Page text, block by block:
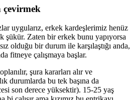
uygularız, erkek kardeşlerimiz henüz
şükür. Zaten bir erkek bunu yapıyorsa
olduğu bir durum ile karşılaştığı anda,
fitneye çalışmaya başlar.
şura kararları alır ve
durumlarda bu tek başına da
son derece yüksektir). 15-25 yaş